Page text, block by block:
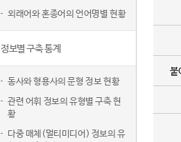
외래어와 혼종어의 언어명별 현황
정보별 구축 통계
동사와 형용사의 문형 정보 현황
관련 어휘 정보의 유형별 구축 현
황
다중 매체(멀티미디어) 정보의 유
붙